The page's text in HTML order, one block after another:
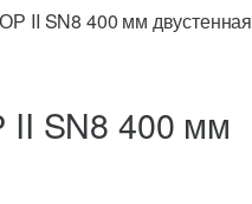
II SN8 400 мм двустенная
SN8 400 мм